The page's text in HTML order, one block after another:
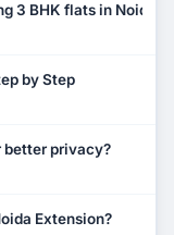
3 BHK flats in Noida?
by Step
better privacy?
Extension?